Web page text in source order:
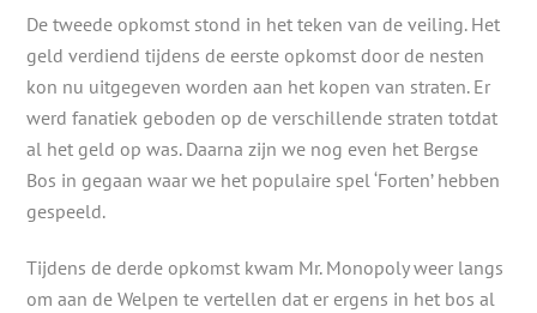
De tweede opkomst stond in het teken van de veiling. Het
geld verdiend tijdens de eerste opkomst door de nesten
kon nu uitgegeven worden aan het kopen van straten. Er
werd fanatiek geboden op de verschillende straten totdat
al het geld op was. Daarna zijn we nog even het Bergse
Bos in gegaan waar we het populaire spel ‘Forten’ hebben
gespeeld.
Tijdens de derde opkomst kwam Mr. Monopoly weer langs
om aan de Welpen te vertellen dat er ergens in het bos al